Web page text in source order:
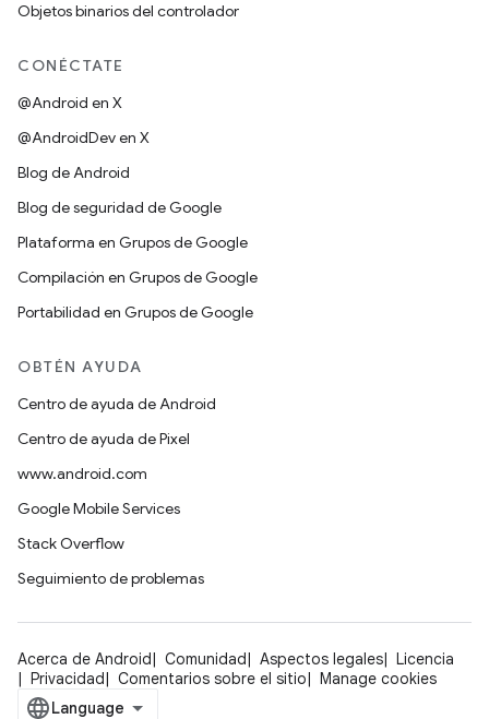
Objetos binarios del controlador
CONÉCTATE
@Android en X
@AndroidDev en X
Blog de Android
Blog de seguridad de Google
Plataforma en Grupos de Google
Compilación en Grupos de Google
Portabilidad en Grupos de Google
OBTÉN AYUDA
Centro de ayuda de Android
Centro de ayuda de Pixel
www.android.com
Google Mobile Services
Stack Overflow
Seguimiento de problemas
Acerca de Android Comunidad Aspectos legales
Licencia
Privacidad
Comentarios sobre el sitio Manage cookies